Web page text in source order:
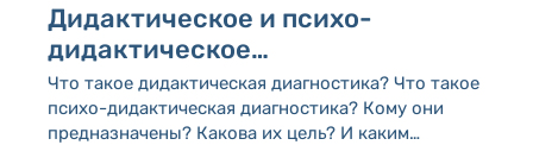
Дидактическое и психо-
дидактическое
диагностирование
Что такое дидактическая диагностика? Что такое
психо-дидактическая диагностика? Кому они
предназначены? Какова их цель? И каким